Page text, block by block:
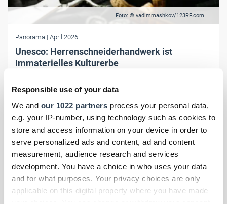
Responsible use of your data
We and our 1022 partners process your personal data,
e.g. your IP-number, using technology such as cookies to
store and access information on your device in order to
serve personalized ads and content, ad and content
measurement, audience research and services
development. You have a choice in who uses your data
and for what purposes. Your privacy choices are only
applicable on this digital property where you have made
Foto: © vadimmashkov/123RF.com
Panorama | April 2026
Unesco: Herrenschneiderhandwerk ist
Immaterielles Kulturerbe
Verzeichnis des Immateriellen Kulturerbes aufgenommen. Mit dabei: